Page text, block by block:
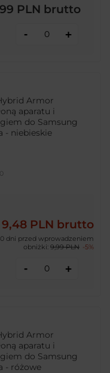
PLN brutto
- +
Armor
aparatu i
do Samsung
- niebieskie
9,48 PLN brutto
dni przed wprowadzeniem
obniżki: 9,99 PLN -5%
- +
Armor
aparatu i
do Samsung
- różowe